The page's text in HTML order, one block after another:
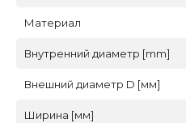
Материал
Внутренний диаметр [mm]
Внешний диаметр D [мм]
Ширина [мм]